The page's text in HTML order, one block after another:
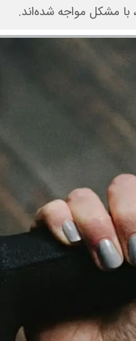
مشکل مواجه شده‌اند.